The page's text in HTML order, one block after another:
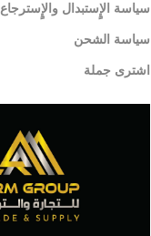
سياسة الإٍستبدال والإٍسترجاع
سياسة الشحن
اشترى جملة